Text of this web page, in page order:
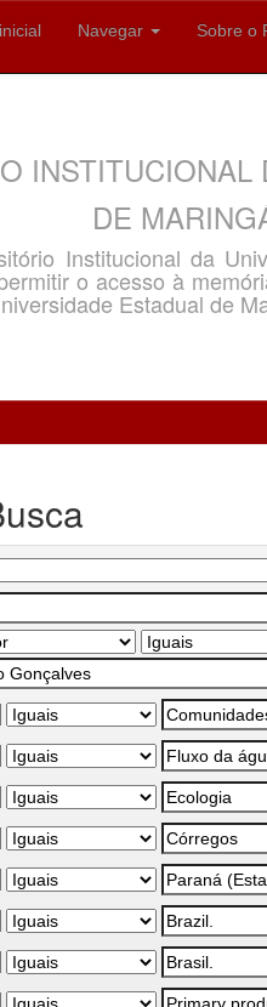
Navegar Sobre o
DE
Institucional da
o acesso à
Estadual de